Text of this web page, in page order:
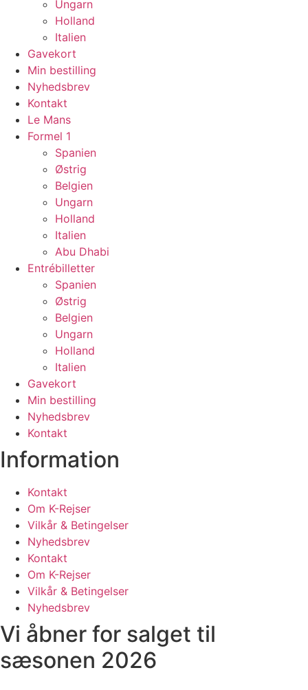
Ungarn
Holland
Italien
Gavekort
Min bestilling
Nyhedsbrev
Kontakt
Le Mans
Formel 1
Spanien
Østrig
Belgien
Ungarn
Holland
Italien
Abu Dhabi
Entrébilletter
Spanien
Østrig
Belgien
Ungarn
Holland
Italien
Gavekort
Min bestilling
Nyhedsbrev
Kontakt
Information
Kontakt
Om K-Rejser
Vilkår & Betingelser
Nyhedsbrev
Kontakt
Om K-Rejser
Vilkår & Betingelser
Nyhedsbrev
Vi åbner for salget til
sæsonen 2026